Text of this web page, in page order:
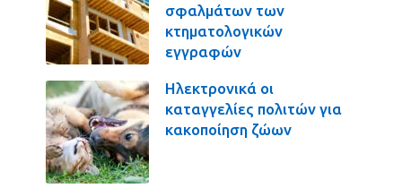
σφαλμάτων των
κτηματολογικών
εγγραφών
Ηλεκτρονικά οι
καταγγελίες πολιτών για
κακοποίηση ζώων